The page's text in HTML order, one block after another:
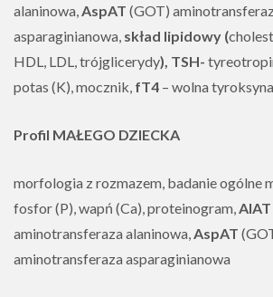
alaninowa,AspAT (GOT)
asparaginianowa, skład lipidowy (
HDL, LDL, trójglicerydy), TSH-
potas (K), mocznik, fT4 – wolna
Profil MAŁEGO DZIECKA
morfologia z rozmazem, badanie ogólne
fosfor (P), wapń (Ca), proteinogram,AlAT
aminotransferaza alaninowa,AspAT
aminotransferaza asparaginianowa